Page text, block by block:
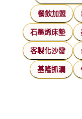
餐飲加盟
石墨烯床墊
客製化沙發
基隆抓漏